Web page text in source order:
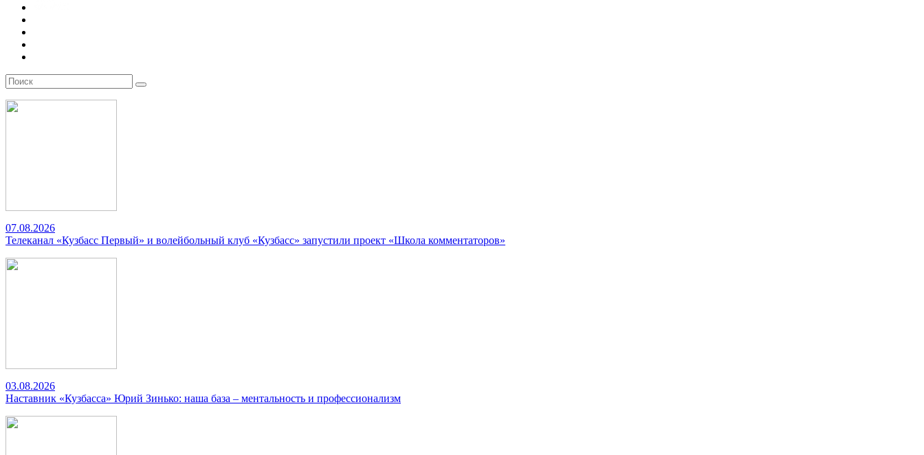
07.08.2026
Телеканал «Кузбасс Первый» и волейбольный клуб «Кузбасс» запустили проект «Школа комментаторов»
03.08.2026
Наставник «Кузбасса» Юрий Зинько: наша база – ментальность и профессионализм